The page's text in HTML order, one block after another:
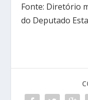
Fonte: Diretório
do Deputado